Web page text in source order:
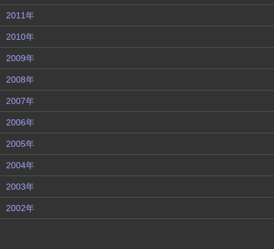
2011年
2010年
2009年
2008年
2007年
2006年
2005年
2004年
2003年
2002年